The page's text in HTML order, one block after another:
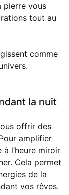
pierre vous
tout au
comme
la nuit
offrir des
amplifier
l’heure miroir
Cela permet
de la
vos rêves.